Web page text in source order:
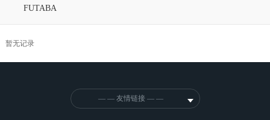
FUTABA
暂无记录
— — 友情链接 — —